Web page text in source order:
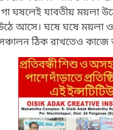
গা ঘষলেই যাবতীয় ময়লা
আসে। ঘষে ঘষে ময়লা
ঠিক রাখতেও